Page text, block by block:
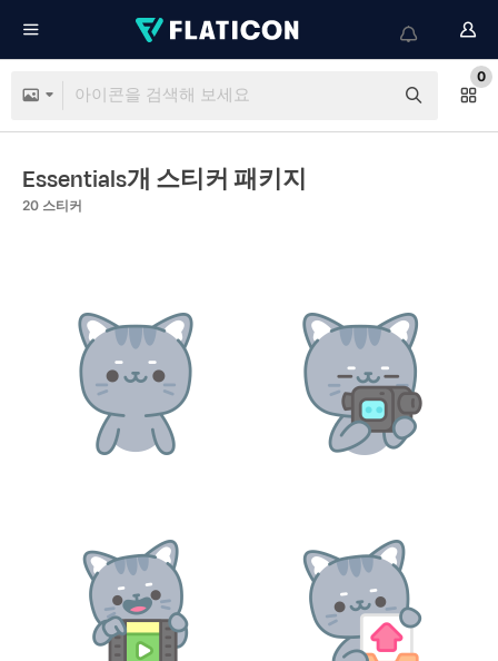
0
Essentials개 스티커 패키지
20 스티커